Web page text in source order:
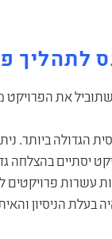
את הפרויקט
הגדולה ביותר.
יסתיים בהצלחה
עשרות
בעלת הניסיון